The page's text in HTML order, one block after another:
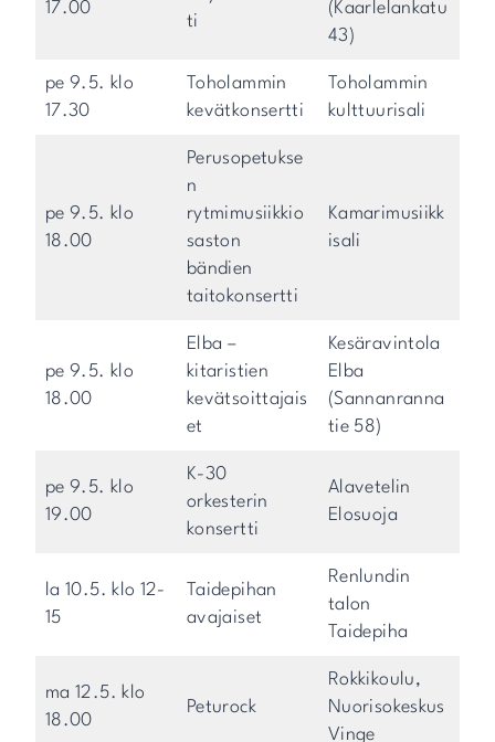
17.00
ti
(Kaarlelankatu
43)
pe 9.5. klo
17.30
Toholammin
kevätkonsertti
Toholammin
kulttuurisali
pe 9.5. klo
18.00
Perusopetukse
n
rytmimusiikkio
saston
bändien
taitokonsertti
Kamarimusiikk
isali
pe 9.5. klo
18.00
Elba –
kitaristien
kevätsoittajais
et
Kesäravintola
Elba
(Sannanranna
tie 58)
pe 9.5. klo
19.00
K-30
orkesterin
konsertti
Alavetelin
Elosuoja
la 10.5. klo 12-
15
Taidepihan
avajaiset
Renlundin
talon
Taidepiha
ma 12.5. klo
18.00
Peturock
Rokkikoulu,
Nuorisokeskus
Vinge